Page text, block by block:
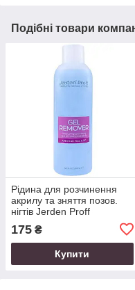
Подібні товари
Рідина для розчинення
акрилу та зняття позов.
нігтів Jerden Proff
Remover 200 мл
175 ₴
Купити